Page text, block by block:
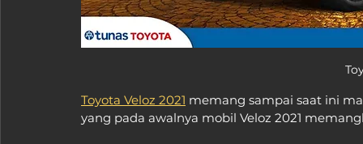
Toyota Veloz 2021 memang sampai saat ini
yang pada awalnya mobil Veloz 2021